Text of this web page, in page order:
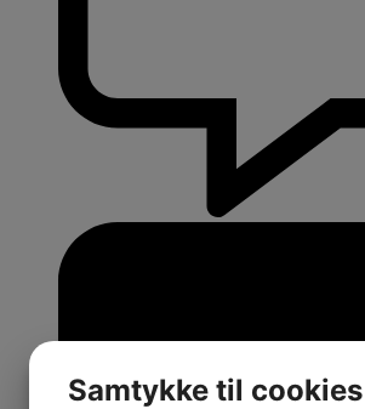
Samtykke til cookies